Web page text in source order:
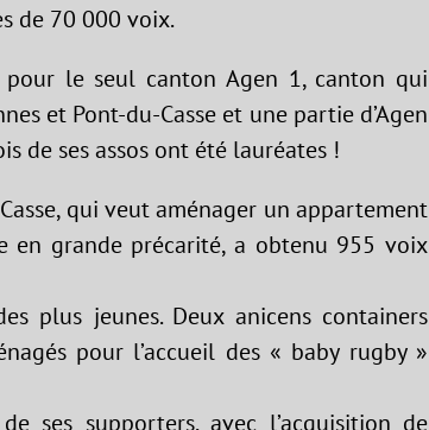
de 70 000 voix.
le seul canton Agen 1, canton qui
et Pont-du-Casse et une partie d’Agen
de ses assos ont été lauréates !
qui veut aménager un appartement
en grande précarité, a obtenu 955 voix
plus jeunes. Deux anicens containers
pour l’accueil des « baby rugby »
ses supporters, avec l’acquisition de